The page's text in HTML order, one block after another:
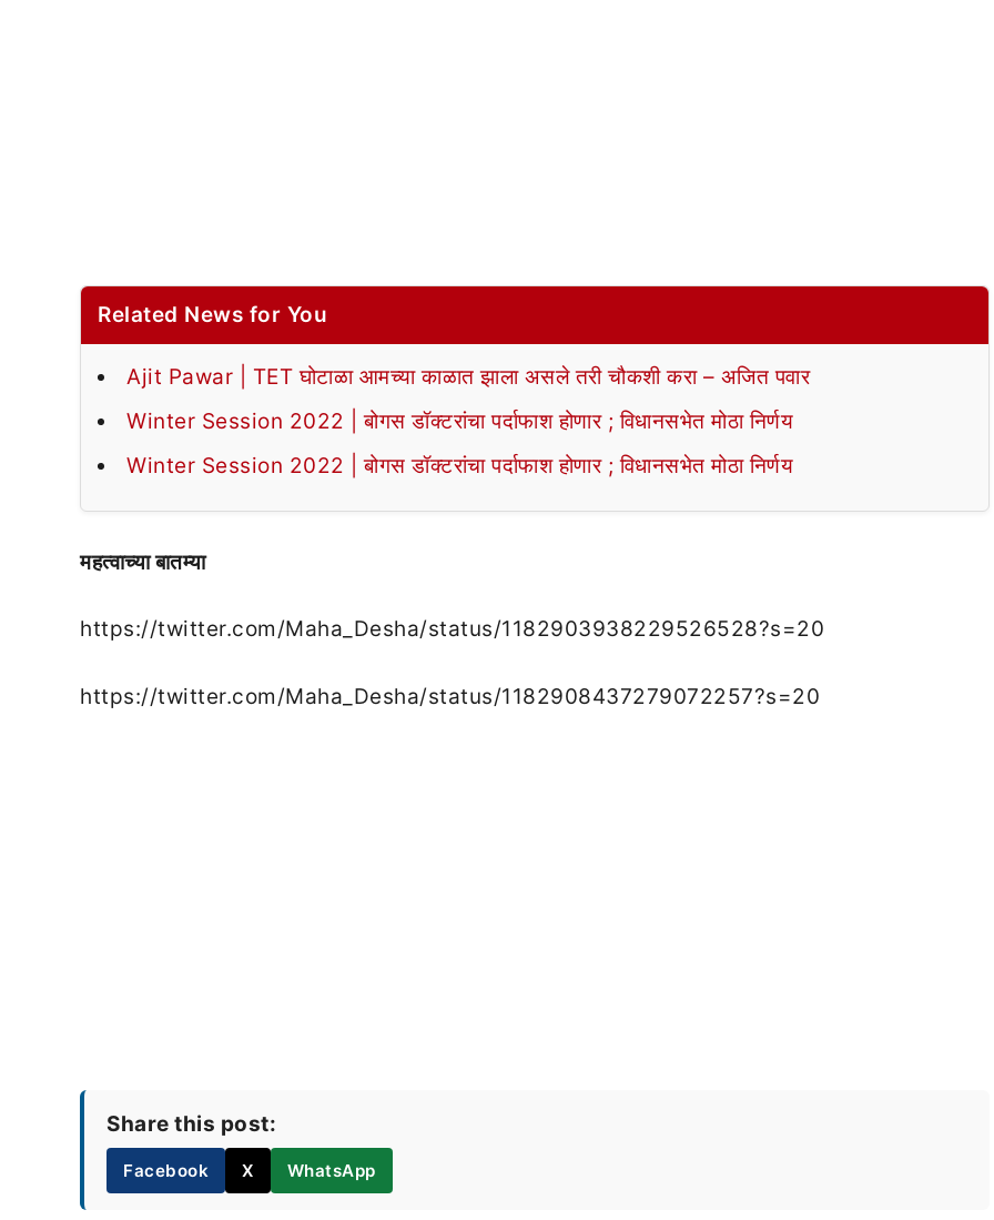
Related News for You
Ajit Pawar | TET घोटाळा आमच्या काळात झाला असले तरी चौकशी करा – अजित पवार
Winter Session 2022 | बोगस डॉक्टरांचा पर्दाफाश होणार ; विधानसभेत मोठा निर्णय
Winter Session 2022 | बोगस डॉक्टरांचा पर्दाफाश होणार ; विधानसभेत मोठा निर्णय
महत्वाच्या बातम्या
https://twitter.com/Maha_Desha/status/1182903938229526528?s=20
https://twitter.com/Maha_Desha/status/1182908437279072257?s=20
Share this post:
Facebook X WhatsApp